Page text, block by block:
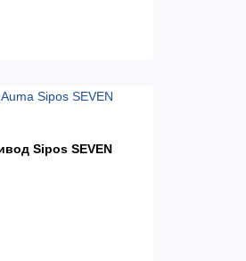
Sipos SEVEN